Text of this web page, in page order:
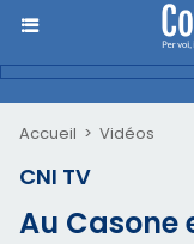
Accueil > Vidéos
CNI TV
Au Casone